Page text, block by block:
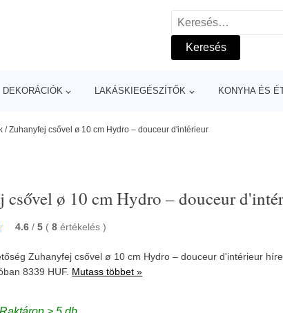
Keresés:
DEKORÁCIÓK LAKÁSKIEGÉSZÍTŐK KONYHA ÉS
/Zuhanyfej csővel ø 10 cm Hydro – douceur d'intérieur
csővel ø 10 cm Hydro – douceur
4.6 / 5 ( 8 értékelés)
Zuhanyfej csővel ø 10 cm Hydro – douceur d'intérieur
8339 HUF. Mutass többet »